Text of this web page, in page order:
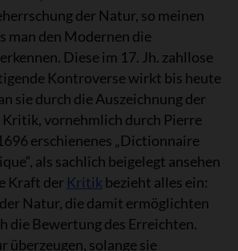
der Natur, so meinen
man den Modernen die
Diese im 17. Jh. zahllose
Kontroverse wirkt bis heute
sie durch die Auszeichnung der
vornehmlich durch Pierre
erschienenes „Dictionnaire
als sachlich beigelegt ansehen
Kraft der Kritik bezieht alles ein:
Natur, die damit ermöglichten
die Bewertung des Erreichten.
überzeugen, solange sie